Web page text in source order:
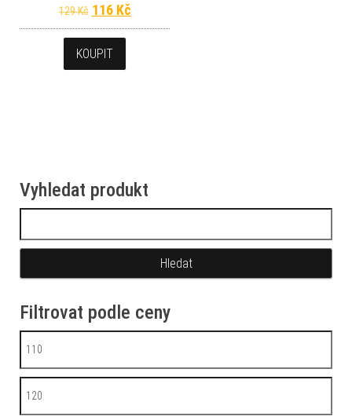
129Kč Původní cena byla: 129 Kč.
116 KčAktuální cena je: 116 Kč.
KOUPIT
Vyhledat produkt
Filtrovat podle ceny
Minimální cena
Maximální cena